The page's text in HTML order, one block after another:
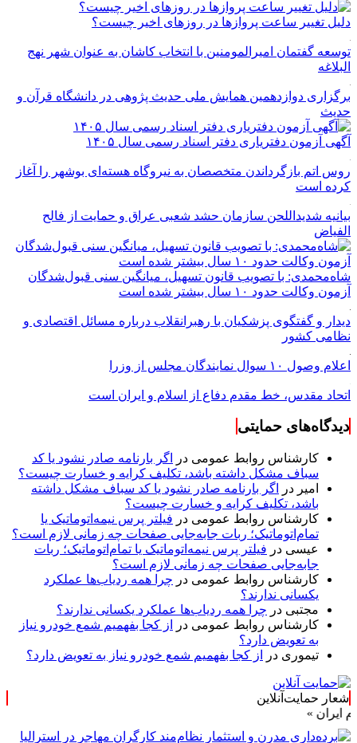
دلیل تغییر ساعت پروازها در روزهای اخیر چیست؟
توسعه گفتمان امیرالمومنین با انتخاب کاشان به عنوان شهر نهج
البلاغه
برگزاری دوازدهمین همایش ملی حدیث پژوهی در دانشگاه قرآن و
حدیث
آگهی آزمون دفتریاری دفتر اسناد رسمی سال ۱۴۰۵
روس اتم بازگرداندن متخصصان به نیروگاه هسته‌ای بوشهر را آغاز
کرده است
بیانیه شدیداللحن سازمان حشد شعبی عراق و حمایت از فالح
الفیاض
شاه‌محمدی: با تصویب قانون تسهیل، میانگین سنی قبول‌شدگان
آزمون وکالت حدود ۱۰ سال بیشتر شده است
دیدار و گفتگوی پزشکیان با رهبرانقلاب درباره مسائل اقتصادی و
نظامی کشور
اعلام وصول ۱۰ سوال نمایندگان مجلس از وزرا
اتحاد مقدس، خط مقدم دفاع از اسلام و ایران است
دیدگاه‌های حمایتی
کارشناس روابط عمومی در
اگر بارنامه صادر نشود یا کد
سباف مشکل داشته باشد، تکلیف کرایه و خسارت چیست؟
امیر در
اگر بارنامه صادر نشود یا کد سباف مشکل داشته
باشد، تکلیف کرایه و خسارت چیست؟
کارشناس روابط عمومی در فیلتر پرس نیمه‌اتوماتیک یا
تمام‌اتوماتیک؛ ربات جابه‌جایی صفحات چه زمانی لازم است؟
عیسی در فیلتر پرس نیمه‌اتوماتیک یا تمام‌اتوماتیک؛ ربات
جابه‌جایی صفحات چه زمانی لازم است؟
کارشناس روابط عمومی در چرا همه ردیاب‌ها عملکرد
یکسانی ندارند؟
مجتبی در چرا همه ردیاب‌ها عملکرد یکسانی ندارند؟
کارشناس روابط عمومی در
از کجا بفهمیم شمع خودرو نیاز
به تعویض دارد؟
تیموری در از کجا بفهمیم شمع خودرو نیاز به تعویض دارد؟
شعار حمایت‌آنلاین